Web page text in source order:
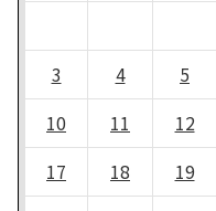
3
4 5
10
11 12
17
18 19